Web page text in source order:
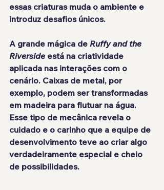
essas criaturas muda o ambiente e
introduz desafios únicos.
A grande mágica de Ruffy and the
Riverside está na criatividade
aplicada nas interações com o
cenário. Caixas de metal, por
exemplo, podem ser transformadas
em madeira para flutuar na água.
Esse tipo de mecânica revela o
cuidado e o carinho que a equipe de
desenvolvimento teve ao criar algo
verdadeiramente especial e cheio
de possibilidades.